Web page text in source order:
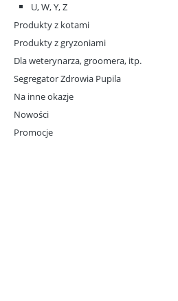
U, W, Y, Z
Produkty z kotami
Produkty z gryzoniami
Dla weterynarza, groomera, itp.
Segregator Zdrowia Pupila
Na inne okazje
Nowości
Promocje